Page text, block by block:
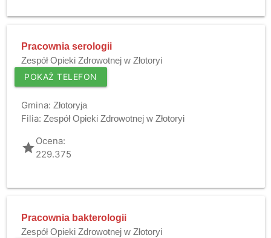
Pracownia serologii
Zespół Opieki Zdrowotnej w Złotoryi
POKAŻ TELEFON
Gmina: Złotoryja
Filia: Zespół Opieki Zdrowotnej w Złotoryi
gradeOcena:
229.375
Pracownia bakterologii
Zespół Opieki Zdrowotnej w Złotoryi